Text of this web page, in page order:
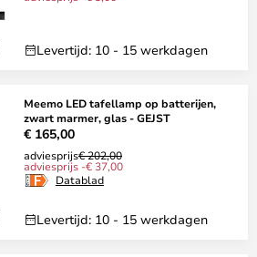
Levertijd: 10 - 15 werkdagen
Meemo LED tafellamp op batterijen,
zwart marmer, glas - GEJST
€ 165,00
adviesprijs€ 202,00
adviesprijs -€ 37,00
Datablad
Levertijd: 10 - 15 werkdagen